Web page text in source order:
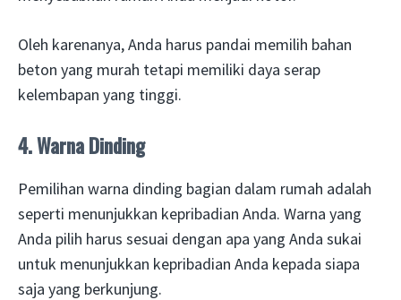
Oleh karenanya, Anda harus pandai memilih bahan
beton yang murah tetapi memiliki daya serap
kelembapan yang tinggi.
4. Warna Dinding
Pemilihan warna dinding bagian dalam rumah adalah
seperti menunjukkan kepribadian Anda. Warna yang
Anda pilih harus sesuai dengan apa yang Anda sukai
untuk menunjukkan kepribadian Anda kepada siapa
saja yang berkunjung.